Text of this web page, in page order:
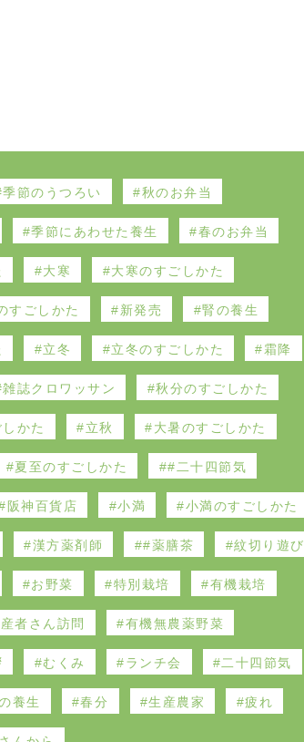
季節のうつろい 秋のお弁当
季節にあわせた養生 春のお弁当
大寒 大寒のすごしかた
すごしかた 新発売 腎の養生
立冬 立冬のすごしかた 霜降
雑誌クロワッサン 秋分のすごしかた
かた 立秋 大暑のすごしかた
夏至のすごしかた #二十四節気
阪神百貨店 小満 小満のすごしかた
漢方薬剤師 #薬膳茶 紋切り遊び
お野菜 特別栽培 有機栽培
者さん訪問 有機無農薬野菜
むくみ ランチ会 二十四節気
養生 春分 生産農家 疲れ